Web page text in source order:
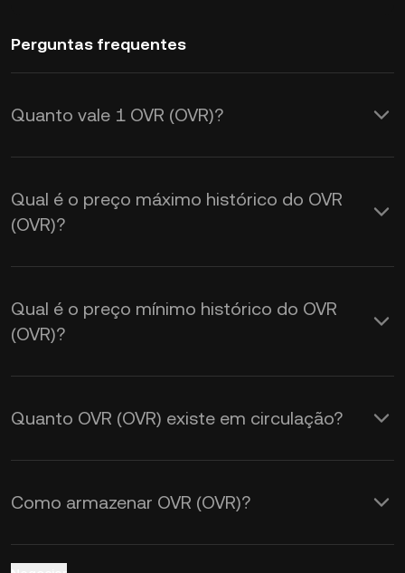
Perguntas frequentes
Quanto vale 1 OVR (OVR)?
A KuCoin fornece atualizações em
tempo real do preço do OVR (OVR) em
USD. O preço do OVR é afetado pela
Calculadora KuCoin para obter as
taxas de câmbio de
tempo real.
Qual é o preço máximo histórico do OVR
(OVR)?
Qual é o preço mínimo histórico do OVR
(OVR)?
Quanto OVR (OVR) existe em circulação?
Como armazenar OVR (OVR)?